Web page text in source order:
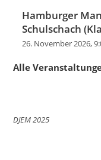
Hamburger
Schulschach
26. November 2026,
Alle
DJEM 2025